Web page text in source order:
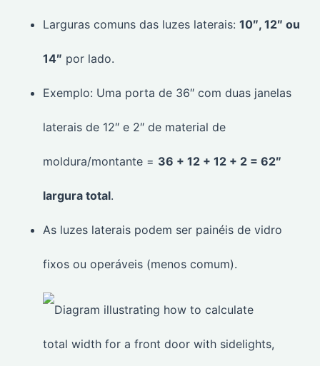
Larguras comuns das luzes laterais: 10″, 12″ ou
14″ por lado.
Exemplo: Uma porta de 36″ com duas janelas
laterais de 12″ e 2″ de material de
moldura/montante = 36 + 12 + 12 + 2 = 62″
largura total.
As luzes laterais podem ser painéis de vidro
fixos ou operáveis (menos comum).